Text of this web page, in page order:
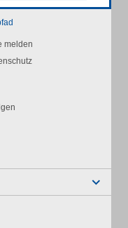
melden